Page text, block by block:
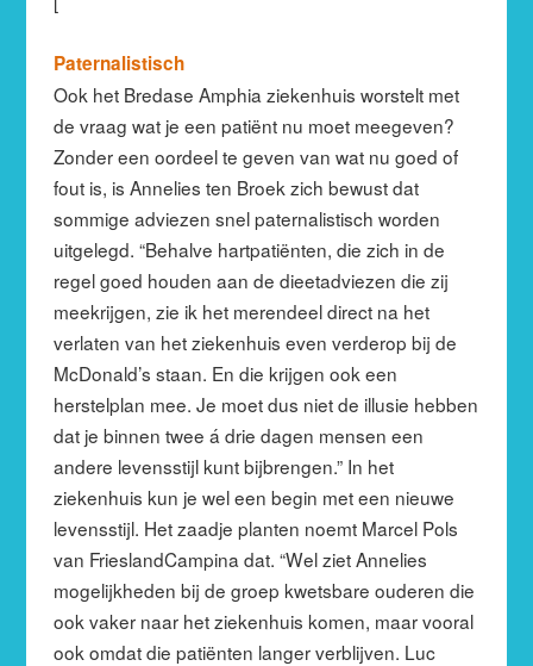
Paternalistisch
Ook het Bredase Amphia ziekenhuis worstelt met
de vraag wat je een patiënt nu moet meegeven?
Zonder een oordeel te geven van wat nu goed of
fout is, is Annelies ten Broek zich bewust dat
sommige adviezen snel paternalistisch worden
uitgelegd. “Behalve hartpatiënten, die zich in de
regel goed houden aan de dieetadviezen die zij
meekrijgen, zie ik het merendeel direct na het
verlaten van het ziekenhuis even verderop bij de
McDonald’s staan. En die krijgen ook een
herstelplan mee. Je moet dus niet de illusie hebben
dat je binnen twee á drie dagen mensen een
andere levensstijl kunt bijbrengen.” In het
ziekenhuis kun je wel een begin met een nieuwe
levensstijl. Het zaadje planten noemt Marcel Pols
van FrieslandCampina dat. “Wel ziet Annelies
mogelijkheden bij de groep kwetsbare ouderen die
ook vaker naar het ziekenhuis komen, maar vooral
ook omdat die patiënten langer verblijven. Luc